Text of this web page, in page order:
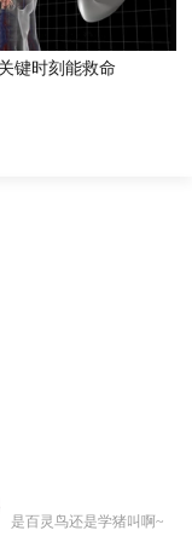
键时刻能救命
是百灵鸟还是学猪叫啊~